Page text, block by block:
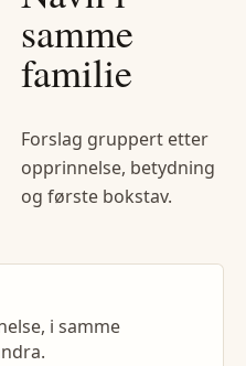
samme
familie
Forslag gruppert etter
opprinnelse, betydning
og første bokstav.
i samme